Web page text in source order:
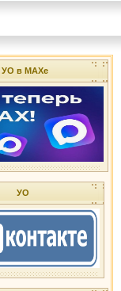
УО в МАХе
УО